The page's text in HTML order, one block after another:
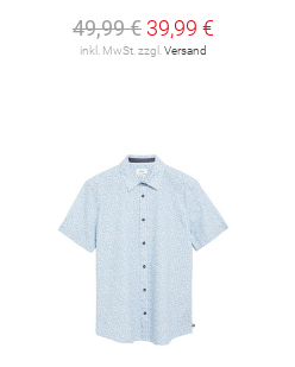
49,99 € 39,99 €
inkl. MwSt. zzgl. Versand